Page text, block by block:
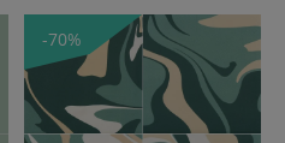
-70%